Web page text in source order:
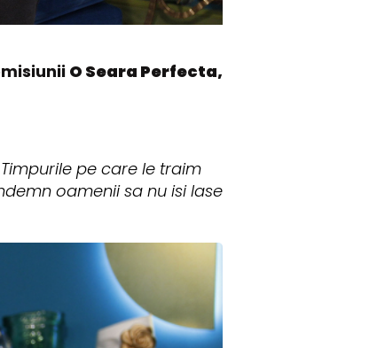
O Seara Perfecta,
pe care le traim
oamenii sa nu isi lase